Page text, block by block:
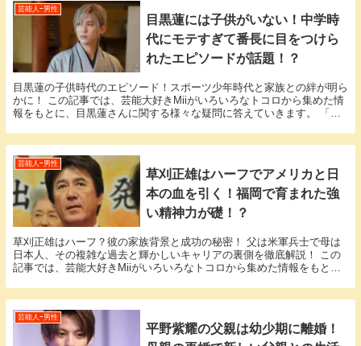
芸能人ｰ男性
目黒蓮には子供がいない！中学時
代にモテすぎて番長に目をつけら
れたエピソードが話題！？
目黒蓮の子供時代のエピソード！スポーツ少年時代と家族との絆が明ら
かに！ この記事では、芸能大好きMiiがいろいろなトコロから集めた情
報をもとに、目黒蓮さんに関する様々な疑問に答えていきます。 「目
芸能人ｰ男性
草刈正雄はハーフでアメリカと日
本の血を引く！福岡で育まれた強
い精神力が礎！？
草刈正雄はハーフ？彼の家族背景と成功の秘密！ 父は米軍兵士で母は
日本人、その複雑な過去と輝かしいキャリアの裏側を徹底解説！ この
記事では、芸能大好きMiiがいろいろなトコロから集めた情報をもと
芸能人ｰ男性
平野紫耀の父親は幼少期に離婚！